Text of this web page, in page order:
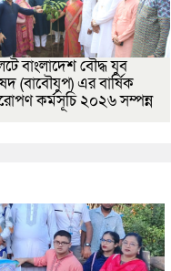
বাংলাদেশ বৌদ্ধ যুব
(বাবৌযুপ) এর বার্ষিক
কর্মসূচি ২০২৬ সম্পন্ন